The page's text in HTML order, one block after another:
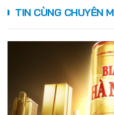
TIN CÙNG CHUYÊN